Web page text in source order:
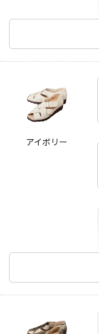
アイボリー